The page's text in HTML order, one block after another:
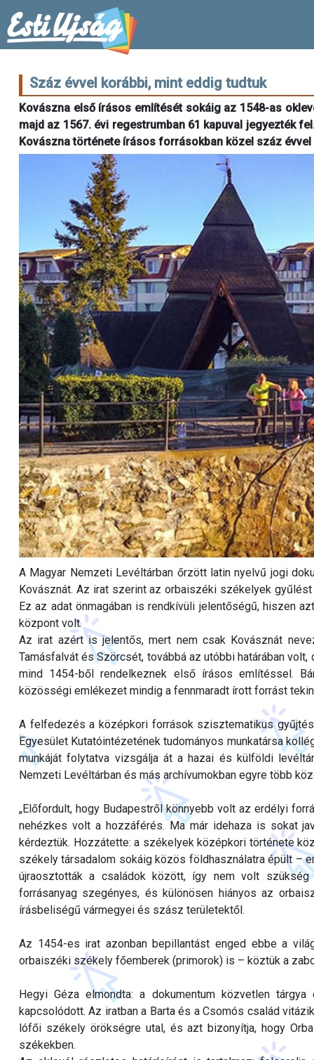
Száz évvel korábbi, mint eddig tudtuk
Kovászna első írásos említését sokáig az 1548-as
majd az 1567. évi regestrumban 61 kapuval jegyezték
Kovászna története írásos forrásokban közel száz
A Magyar Nemzeti Levéltárban őrzött latin nyelvű jogi
Kovásznát. Az irat szerint az orbaiszéki székelyek
Ez az adat önmagában is rendkívüli jelentőségű, hiszen
központ volt.
Az irat azért is jelentős, mert nem csak Kovásznát
Tamásfalvát és Szörcsét, továbbá az utóbbi határában
mind 1454-ből rendelkeznek első írásos említéssel.
közösségi emlékezet mindig a fennmaradt írott forrást
A felfedezés a középkori források szisztematikus
Egyesület Kutatóintézetének tudományos munkatársa
munkáját folytatva vizsgálja át a hazai és külföldi
Nemzeti Levéltárban és más archívumokban egyre több
„Előfordult, hogy Budapestről könnyebb volt az erdélyi
nehézkes volt a hozzáférés. Ma már idehaza is sokat
kérdeztük. Hozzátette: a székelyek középkori története
székely társadalom sokáig közös földhasználatra épült –
újraosztották a családok között, így nem volt
forrásanyag szegényes, és különösen hiányos az
írásbeliségű vármegyei és szász területektől.
Az 1454-es irat azonban bepillantást enged ebbe a
orbaiszéki székely főemberek (primorok) is – köztük a
Hegyi Géza elmondta: a dokumentum közvetlen
kapcsolódott. Az iratban a Barta és a Csomós család
lófői székely örökségre utal, és azt bizonyítja, hogy
székekben.